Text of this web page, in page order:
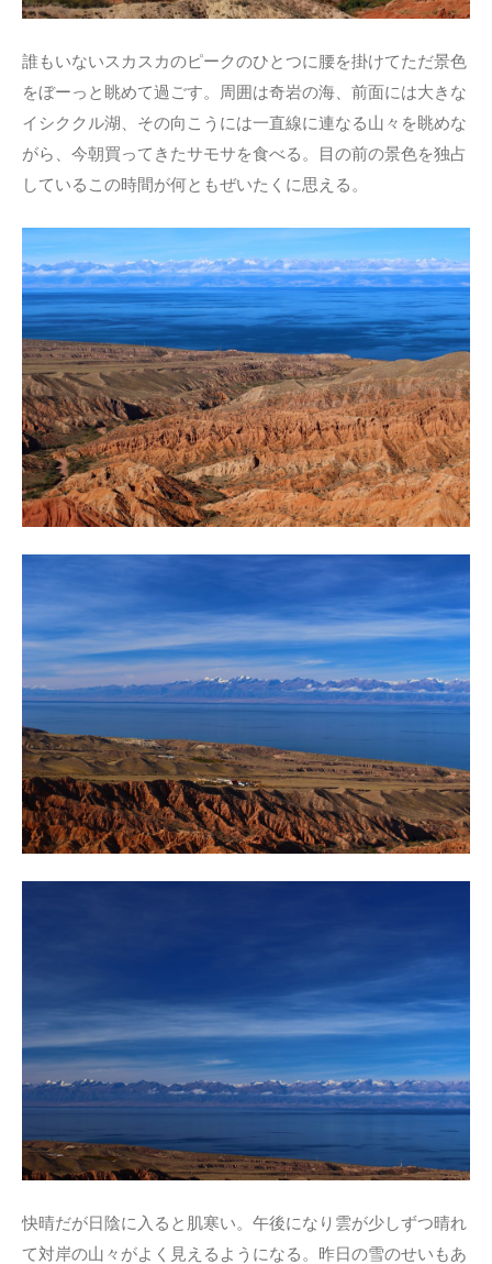
誰もいないスカスカのピークのひとつに腰を掛けてただ景色
をぼーっと眺めて過ごす。周囲は奇岩の海、前面には大きな
イシククル湖、その向こうには一直線に連なる山々を眺めな
がら、今朝買ってきたサモサを食べる。目の前の景色を独占
しているこの時間が何ともぜいたくに思える。
快晴だが日陰に入ると肌寒い。午後になり雲が少しずつ晴れ
て対岸の山々がよく見えるようになる。昨日の雪のせいもあ